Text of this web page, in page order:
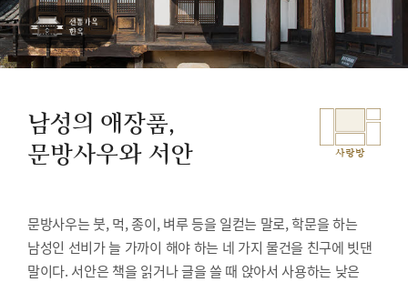
남성의 애장품,
문방사우와 서안
사랑방
문방사우는 붓, 먹, 종이, 벼루 등을 일컫는 말로, 학문을 하는
남성인 선비가 늘 가까이 해야 하는 네 가지 물건을 친구에 빗댄
말이다. 서안은 책을 읽거나 글을 쓸 때 앉아서 사용하는 낮은